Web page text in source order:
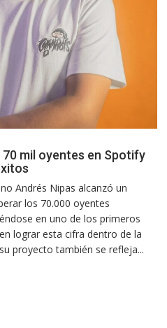
mil oyentes en Spotify
Andrés Nipas alcanzó un
los 70.000 oyentes
en uno de los primeros
lograr esta cifra dentro de la
proyecto también se refleja...